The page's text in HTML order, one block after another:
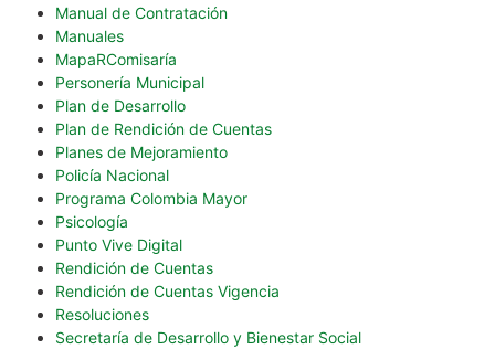
Manual de Contratación
Manuales
MapaRComisaría
Personería Municipal
Plan de Desarrollo
Plan de Rendición de Cuentas
Planes de Mejoramiento
Policía Nacional
Programa Colombia Mayor
Psicología
Punto Vive Digital
Rendición de Cuentas
Rendición de Cuentas Vigencia
Resoluciones
Secretaría de Desarrollo y Bienestar Social